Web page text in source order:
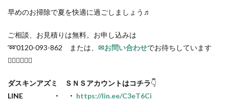
早めのお掃除で夏を快適に過ごしましょう♬
ご相談、お見積りは無料。お申し込みは
➿0120-093-862 または、 ✉お問い合わせでお待ちしています
🙋🏻‍♂️🙋🏻‍♀️
ダスキンアズミ ＳＮＳアカウントはコチラ👇
LINE ・ ・ https://lin.ee/C3eT6Ci